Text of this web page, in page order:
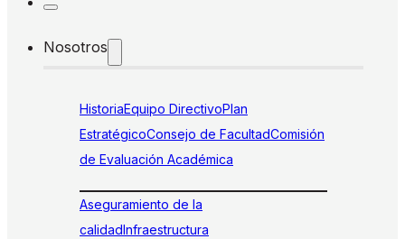
Nosotros
HistoriaEquipo DirectivoPlan
EstratégicoConsejo de FacultadComisión
de Evaluación Académica
Aseguramiento de la
calidadInfraestructura